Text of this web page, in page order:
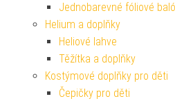
Jednobarevné fóliové
Helium a doplňky
Heliové lahve
Těžítka a doplňky
Kostýmové doplňky pro děti
Čepičky pro děti